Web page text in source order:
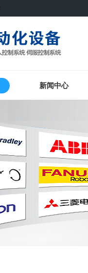
新闻中心